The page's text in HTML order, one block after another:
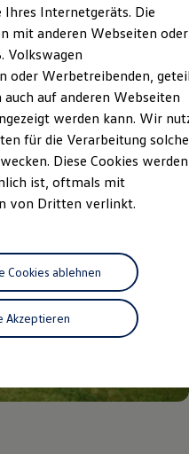
Sicherheitssysteme
Ölverdünnung
Produkte
Strom
Privatkunden
Gewerbekunden
Elektrofahrzeuge
Internetgeräts. Die
mit anderen Webseiten oder
Volkswagen
oder Werbetreibenden,
auf anderen Webseiten
werden kann. Wir
für die Verarbeitung
Diese Cookies
ist, oftmals mit
von Dritten verlinkt.
Akzeptieren
Cookies ablehnen